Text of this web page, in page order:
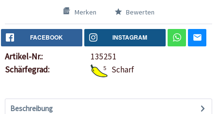
Merken Bewerten
FACEBOOK INSTAGRAM
Artikel-Nr.:
135251
Schärfegrad:
5 Scharf
Beschreibung